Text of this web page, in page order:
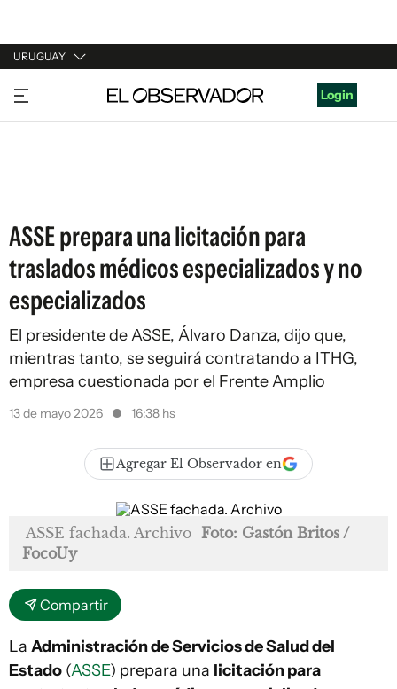
URUGUAY
URUGUAY
ARGENTINA
Login
ASSE prepara una licitación para
traslados médicos especializados y no
especializados
El presidente de ASSE, Álvaro Danza, dijo que,
mientras tanto, se seguirá contratando a ITHG,
empresa cuestionada por el Frente Amplio
13 de mayo 2026 16:38 hs
Agregar El Observador en
ASSE fachada. Archivo Foto: Gastón Britos /
FocoUy
Compartir
La Administración de Servicios de Salud del
Estado (ASSE) prepara una licitación para